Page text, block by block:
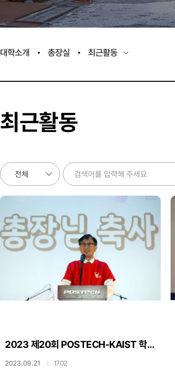
대학소개 총장실 최근활동
최근활동
2023 제20회 POSTECH-KAIST 학생대제전 출정식
2023.09.21 1702